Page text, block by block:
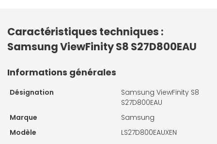
Caractéristiques techniques :
Samsung ViewFinity S8 S27D800EAU
Informations générales
Désignation
Samsung ViewFinity S8
S27D800EAU
Marque
Samsung
Modèle
LS27D800EAUXEN